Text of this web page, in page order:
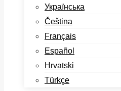
Українська
Čeština
Français
Español
Hrvatski
Türkçe